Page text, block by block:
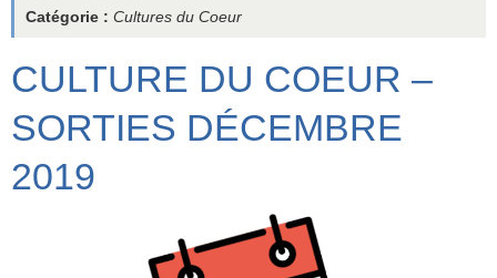
Catégorie : Cultures du Coeur
CULTURE DU COEUR –
SORTIES DÉCEMBRE
2019